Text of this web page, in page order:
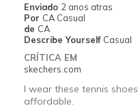
View On Shoes
I'm
Enviado 2 anos atras
Por CA Casual
de CA
Describe Yourself Casual
CRÍTICA EM
skechers.com
I wear these tennis
affordable.